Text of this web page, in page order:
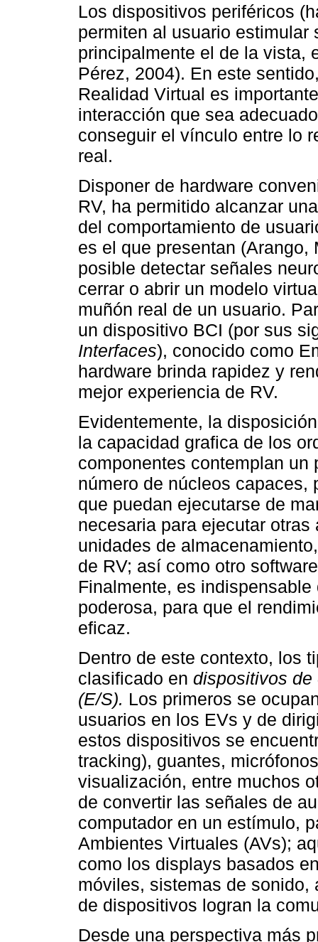
Los dispositivos periféricos
permiten al usuario
principalmente el de la vista,
Pérez, 2004). En este
Realidad Virtual es
interacción que sea
conseguir el vínculo entre lo
real.
Disponer de hardware
RV, ha permitido alcanzar
del comportamiento de
es el que presentan
posible detectar señales
cerrar o abrir un modelo
muñón real de un usuario.
un dispositivo BCI (por sus
Interfaces), conocido como
hardware brinda rapidez y
mejor experiencia de RV.
Evidentemente, la
la capacidad grafica de los
componentes contemplan
número de núcleos capaces,
que puedan ejecutarse de
necesaria para ejecutar
unidades de
de RV; así como otro
Finalmente, es
poderosa, para que el
eficaz.
Dentro de este contexto, los
clasificado en dispositivos
(E/S). Los primeros se
usuarios en los EVs y de
estos dispositivos se
tracking), guantes,
visualización, entre muchos
de convertir las señales de
computador en un estímulo,
Ambientes Virtuales (AVs);
como los displays basados
móviles, sistemas de sonido,
de dispositivos logran la
Desde una perspectiva más